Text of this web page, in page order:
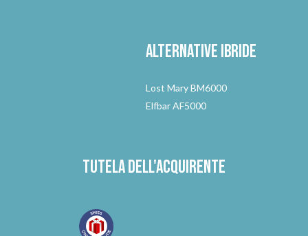
Alternativeibride
Lost Mary BM6000
Elfbar AF5000
Tutela dell'acquirente